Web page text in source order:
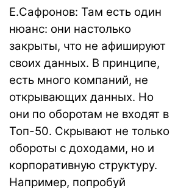
Е.Сафронов: Там есть один
нюанс: они настолько
закрыты, что не афишируют
своих данных. В принципе,
есть много компаний, не
открывающих данных. Но
они по оборотам не входят в
Топ-50. Скрывают не только
обороты с доходами, но и
корпоративную структуру.
Например, попробуй